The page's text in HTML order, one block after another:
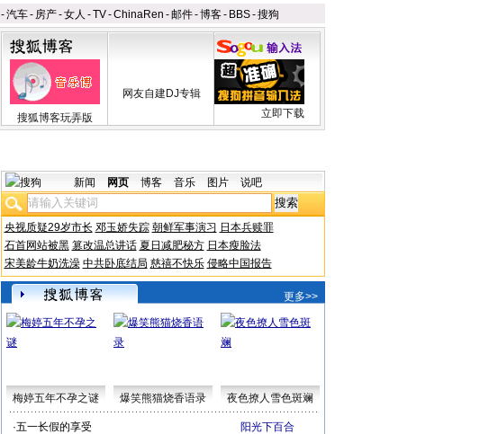
-汽车- 房产-女人 -TV-ChinaRen -邮件-博客- BBS-搜狗
搜狐博客玩弄版
网友自建DJ专辑
立即下载
新闻 网页 博客 音乐 图片 说吧
央视质疑29岁市长 邓玉娇失踪 朝鲜军事演习 日本兵赎罪
石首网站被黑 篡改温总讲话 夏日减肥秘方 日本瘦脸法
宋美龄牛奶洗澡 中共卧底结局 慈禧不快乐 侵略中国报告
更多>>
梅婷五年不孕之谜 爆笑熊猫烧香语录 夜色撩人雪色斑斓
·五一长假的享受
阳光下百合